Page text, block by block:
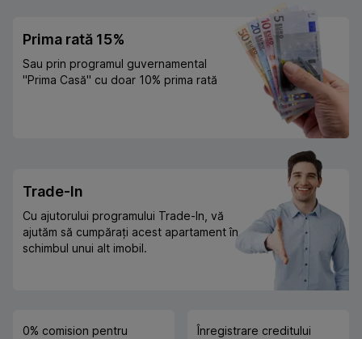
Prima rată 15%
Sau prin programul guvernamental
"Prima Casă" cu doar 10% prima rată
Trade-In
Cu ajutorului programului Trade-In, vă
ajutăm să cumpărați acest apartament în
schimbul unui alt imobil.
0% comision pentru
Înregistrare creditului